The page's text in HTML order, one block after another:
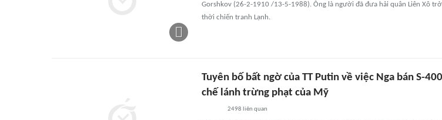
Gorshkov (26-2-1910 /13-5-1988). Ông là người đã đưa hải quân Liên Xô
thời chiến tranh Lạnh.
Tuyên bố bất ngờ của TT Putin về việc Nga bán S-
chế lánh trừng phạt của Mỹ
2498 liên quan